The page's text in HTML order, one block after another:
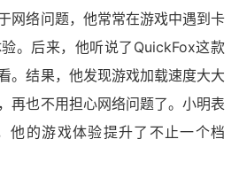
网络问题，他常常在游戏中遇到卡
。后来，他听说了QuickFox这款
。结果，他发现游戏加载速度大大
再也不用担心网络问题了。小明表
他的游戏体验提升了不止一个档